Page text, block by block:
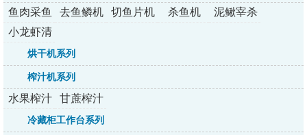
鱼肉采鱼
机
去鱼鳞机 切鱼片机 杀鱼机
泥鳅宰杀
小龙虾清
洗机
烘干机系列
榨汁机系列
水果榨汁
机系列
甘蔗榨汁
机系列
冷藏柜工作台系列